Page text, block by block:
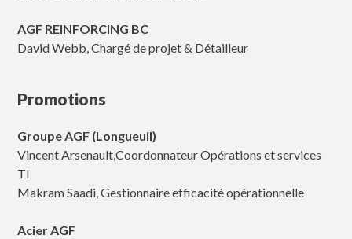
AGF REINFORCING BC
David Webb, Chargé de projet & Détailleur
Promotions
Groupe AGF (Longueuil)
Vincent Arsenault,Coordonnateur Opérations et services
TI
Makram Saadi, Gestionnaire efficacité opérationnelle
Acier AGF